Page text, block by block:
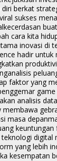
berkat
sukses
kecerdasan
cara kita
inovasi di
hadir
faktor yang
game
analisis
membawa
masa depan
digital
yang lebih
kesempatan